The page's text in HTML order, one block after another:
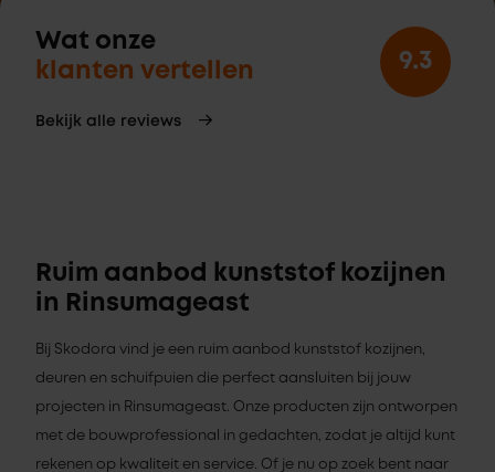
Wat onze
klanten vertellen
Bekijk alle reviews
9.3
Ruim aanbod kunststof kozijnen
in Rinsumageast
Bij Skodora vind je een ruim aanbod kunststof kozijnen,
deuren en schuifpuien die perfect aansluiten bij jouw
projecten in Rinsumageast. Onze producten zijn ontworpen
met de bouwprofessional in gedachten, zodat je altijd kunt
rekenen op kwaliteit en service. Of je nu op zoek bent naar